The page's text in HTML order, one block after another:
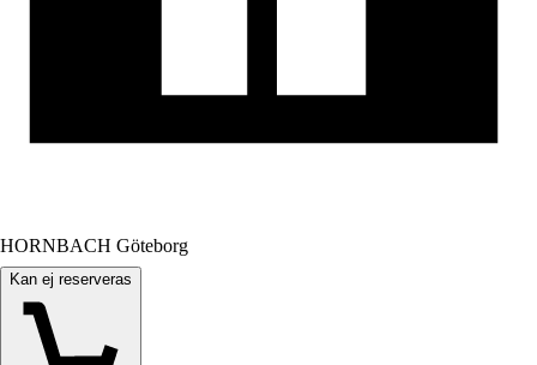
HORNBACH Göteborg
Kan ej reserveras